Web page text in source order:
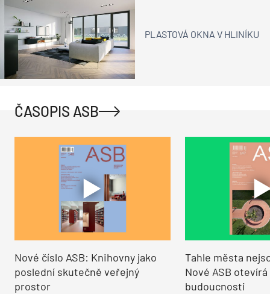
PLASTOVÁ OKNA V HLINÍKU
ČASOPIS ASB
Nové číslo ASB: Knihovny jako
poslední skutečně veřejný
prostor
Tahle města
Nové ASB
budoucnosti